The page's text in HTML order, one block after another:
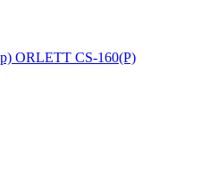
ORLETT CS-160(P)